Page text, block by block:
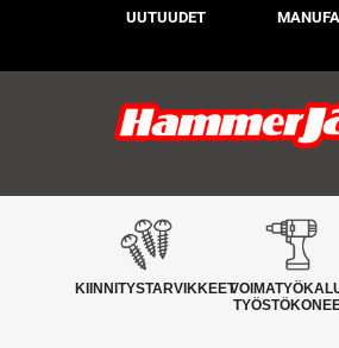
UUTUUDET
KIINNITYSTARVIKKEET